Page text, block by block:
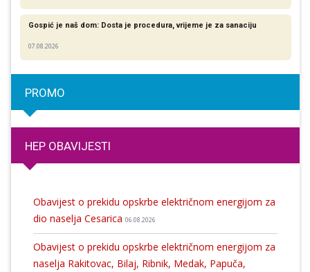
Gospić je naš dom: Dosta je procedura, vrijeme je za sanaciju
07.08.2026
PROMO
HEP OBAVIJESTI
Obavijest o prekidu opskrbe električnom energijom za
dio naselja Cesarica 06.08.2026
Obavijest o prekidu opskrbe električnom energijom za
naselja Rakitovac, Bilaj, Ribnik, Medak, Papuča,